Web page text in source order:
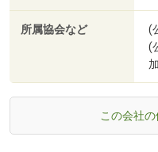
所属協会など
(
(
この会社